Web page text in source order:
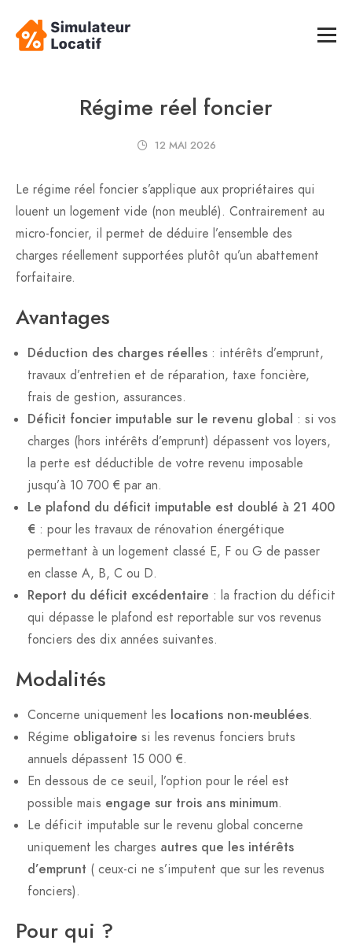
Régime réel foncier
12 MAI 2026
Le régime réel foncier s’applique aux propriétaires qui
louent un logement vide (non meublé). Contrairement au
micro-foncier, il permet de déduire l’ensemble des
charges réellement supportées plutôt qu’un abattement
forfaitaire.
Avantages
Déduction des charges réelles : intérêts d’emprunt,
travaux d’entretien et de réparation, taxe foncière,
frais de gestion, assurances.
Déficit foncier imputable sur le revenu global : si vos
charges (hors intérêts d’emprunt) dépassent vos loyers,
la perte est déductible de votre revenu imposable
jusqu’à 10 700 € par an.
Le plafond du déficit imputable est doublé à 21 400
€ : pour les travaux de rénovation énergétique
permettant à un logement classé E, F ou G de passer
en classe A, B, C ou D.
Report du déficit excédentaire : la fraction du déficit
qui dépasse le plafond est reportable sur vos revenus
fonciers des dix années suivantes.
Modalités
Concerne uniquement les locations non-meublées.
Régime obligatoire si les revenus fonciers bruts
annuels dépassent 15 000 €.
En dessous de ce seuil, l’option pour le réel est
possible mais engage sur trois ans minimum.
Le déficit imputable sur le revenu global concerne
uniquement les charges autres que les intérêts
d’emprunt ( ceux-ci ne s’imputent que sur les revenus
fonciers).
Pour qui ?